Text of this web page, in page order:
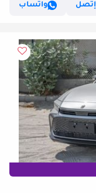
إتصل
واتساب